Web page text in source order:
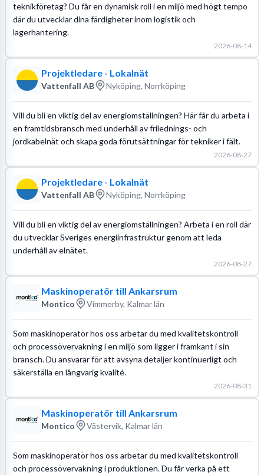
teknikföretag? Du får en dynamisk roll i en miljö med högt tempo
där du utvecklar dina färdigheter inom logistik och
lagerhantering.
2026-08-14
Projektledare - Lokalnät
Vattenfall AB Nyköping, Norrköping
Vill du bli en viktig del av energiomställningen? Här får du arbeta i
en framtidsbransch med underhåll av frilednings- och
jordkabelnät och skapa goda förutsättningar för tekniker i fält.
2026-08-27
Projektledare - Lokalnät
Vattenfall AB Nyköping, Norrköping
Vill du bli en viktig del av energiomställningen? Arbeta i en roll där
du utvecklar Sveriges energiinfrastruktur genom att leda
underhåll av elnätet.
2026-08-27
Maskinoperatör till Ankarsrum
Montico Vimmerby, Kalmar län
Som maskinoperatör hos oss arbetar du med kvalitetskontroll
och processövervakning i en miljö som ligger i framkant i sin
bransch. Du ansvarar för att avsyna detaljer kontinuerligt och
säkerställa en långvarig kvalité.
2026-08-31
Maskinoperatör till Ankarsrum
Montico Västervik, Kalmar län
Som maskinoperatör hos oss arbetar du med kvalitetskontroll
och processövervakning i produktionen. Du får verka på ett